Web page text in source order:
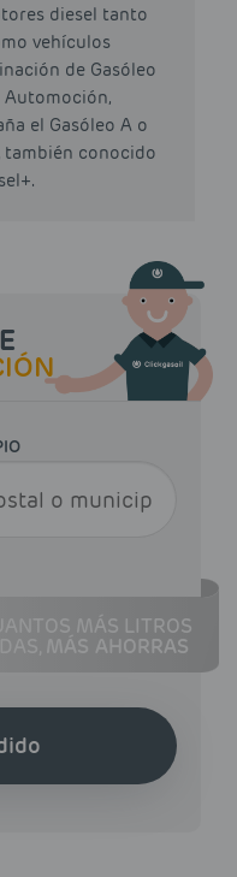
diesel tanto
vehículos
de Gasóleo
Automoción,
el Gasóleo A o
también conocido
MÁS LITROS
MÁS AHORRAS